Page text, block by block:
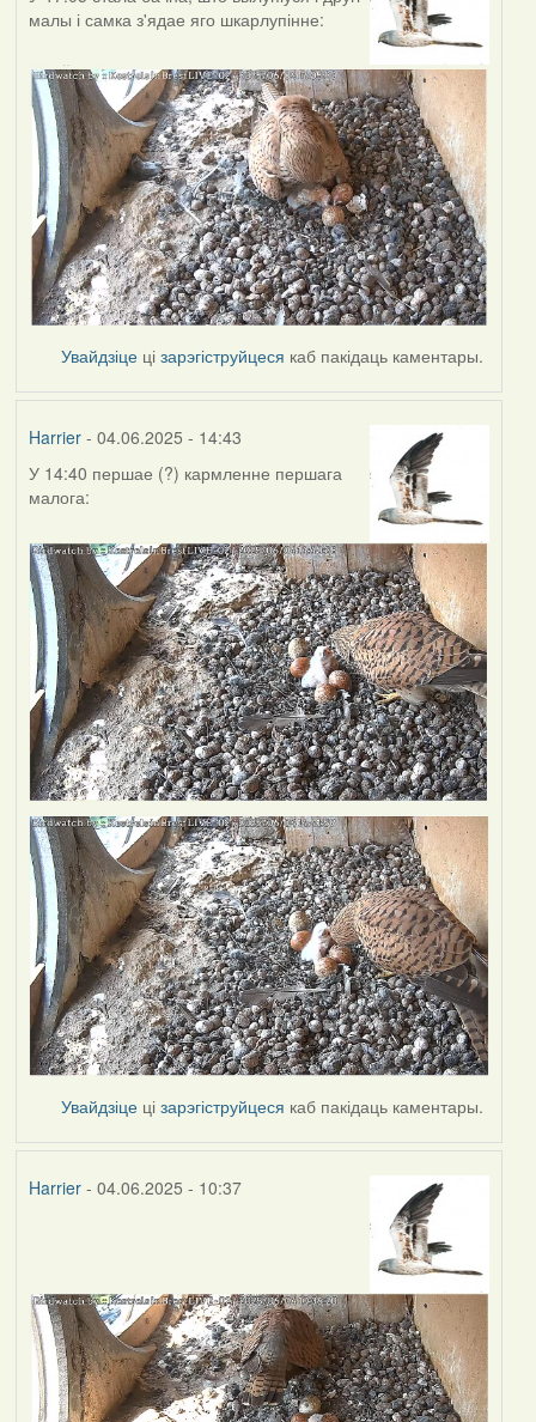
малы і самка з'ядае яго шкарлупінне:
Увайдзіце цізарэгіструйцеся каб пакідаць каментары.
Harrier- 04.06.2025 - 14:43
У 14:40 першае (?) кармленне першага
малога:
Увайдзіце цізарэгіструйцеся каб пакідаць каментары.
Harrier- 04.06.2025 - 10:37